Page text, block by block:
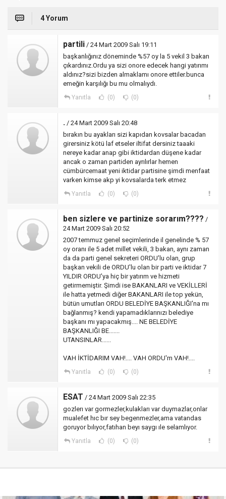
4 Yorum
partili / 24 Mart 2009 Salı 19:11
başkanlığınız döneminde %57 oy la 5 vekil 3 bakan
çıkardınız.Ordu ya sizi onore edecek hangi yatırımı
aldınız?sizi bizden almaklamı onore ettiler.bunca
emeğin karşılığı bu mu olmalıydı.
Yanıtla (0) (0)
. / 24 Mart 2009 Salı 20:48
bırakın bu ayakları sizi kapıdan kovsalar bacadan
girersiniz kötü laf etseler iltifat dersiniz taaaki
nereye kadar anap gibi iktidardan düşene kadar
ancak o zaman partiden ayrılırlar hemen
cümbürcemaat yeni iktidar partisine şimdi menfaat
varken kimse akp yi kovsalarda terk etmez
Yanıtla (0) (0)
ben sizlere ve partinize sorarım???? /
24 Mart 2009 Salı 20:52
2007 temmuz genel seçimlerinde il genelinde % 57
oy oranı ile 5 adet millet vekili, 3 bakan, aynı zaman
da da parti genel sekreteri ORDU'lu olan, grup
başkan vekili de ORDU'lu olan bir parti ve iktidar 7
YILDIR ORDU'ya hiç bir yatırım ve hizmeti
getirmemiştir. Şimdi ise BAKANLARI ve VEKİLLERİ
ile hatta yetmedi diğer BAKANLARI ile top yekün,
bütün umutları ORDU BELEDİYE BAŞKANLIĞI'na mı
bağlanmış? kendi yapamadıklarınızı belediye
başkanı mı yapacakmış.... NE BELEDİYE
BAŞKANLIĞI BE.......
UTANSINLAR......
VAH İKTİDARIM VAH!.... VAH ORDU'm VAH!....
Yanıtla (0) (0)
ESAT / 24 Mart 2009 Salı 22:35
gozlerı var gormezler,kulakları var duymazlar,onlar
mualefet hıc bır sey begenmezler,ama vatandas
goruyor bılıyor,fatıhan beyı saygı ıle selamlıyor.
Yanıtla (0) (0)